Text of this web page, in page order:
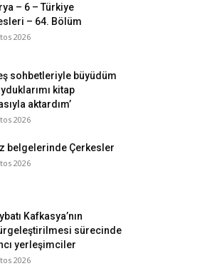
– 6 – Türkiye
– 64. Bölüm
2026
sohbetleriyle büyüdüm
kitap
aktardım’
2026
belgelerinde Çerkesler
2026
Kafkasya’nın
sürecinde
yerleşimciler
2026